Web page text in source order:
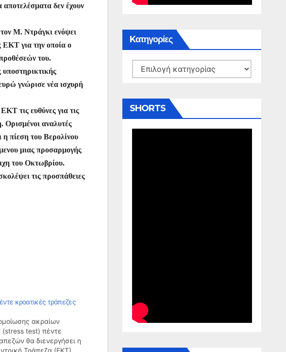
αποτελέσματα δεν έχουν
Μ. Ντράγκι ενόψει
ΕΚΤ για την οποία ο
του.
γνώρισε νέα ισχυρή
τις ευθύνες για τις
Ορισμένοι αναλυτές
η πίεση του Βερολίνου
μιας προσαρμογής
του Οκτωβρίου.
τις προσπάθειες
κροατικές τράπεζες
ακραίων
test) πέντε
θα διενεργήσει η
Kατηγορίες
Kατηγορίες
SHORTS